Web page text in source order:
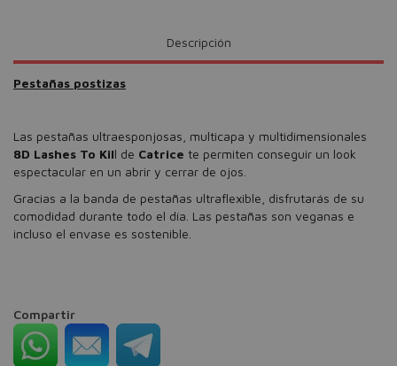
Descripción
Pestañas postizas
Las pestañas ultraesponjosas, multicapa y multidimensionales
8D Lashes To Kill de Catrice te permiten conseguir un look
espectacular en un abrir y cerrar de ojos.
Gracias a la banda de pestañas ultraflexible, disfrutarás de su
comodidad durante todo el día. Las pestañas son veganas e
incluso el envase es sostenible.
Compartir